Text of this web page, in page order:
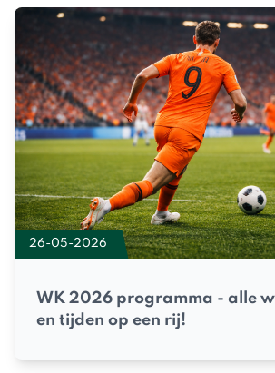
26-05-2026
WK 2026 programma - alle
en tijden op een rij!